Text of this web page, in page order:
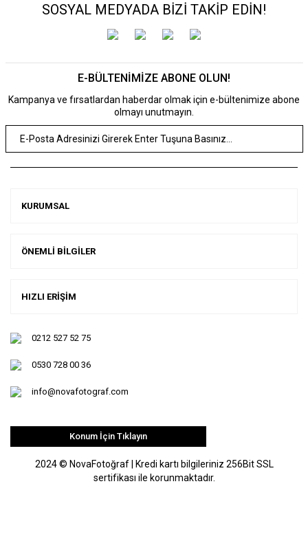
SOSYAL MEDYADA BİZİ TAKİP EDİN!
E-BÜLTENİMİZE ABONE OLUN!
Kampanya ve fırsatlardan haberdar olmak için e-bültenimize abone
olmayı unutmayın.
KURUMSAL
ÖNEMLİ BİLGİLER
HIZLI ERİŞİM
0212 527 52 75
0530 728 00 36
info@novafotograf.com
Konum İçin Tıklayın
2024 © NovaFotoğraf | Kredi kartı bilgileriniz 256Bit SSL
sertifikası ile korunmaktadır.